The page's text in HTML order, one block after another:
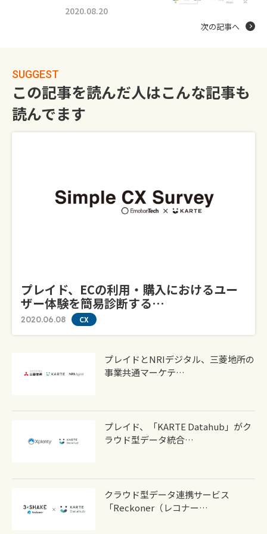
2020.08.20
次の記事へ
SUGGEST
この記事を読んだ人はこんな記事も
読んでます
プレイド、ECの利用・購入におけるユー
ザー体験を簡易診断する…
2020.06.08 CX
プレイドとNRIデジタル、三菱地所の
事業共通マーケテ…
プレイド、「KARTE Datahub」がク
ラウド型データ統合…
クラウド型データ連携サービス
「Reckoner（レコナー…